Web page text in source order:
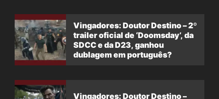
Vingadores: Doutor Destino – 2º
trailer oficial de ‘Doomsday’, da
SDCC e da D23, ganhou
dublagem em português?
Vingadores: Doutor Destino –